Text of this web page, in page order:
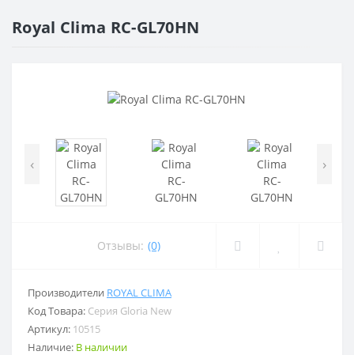
Royal Clima RC-GL70HN
‹ ›
Отзывы: (0)
Производители ROYAL CLIMA
Код Товара: Серия Gloria New
Артикул: 10515
Наличие: В наличии